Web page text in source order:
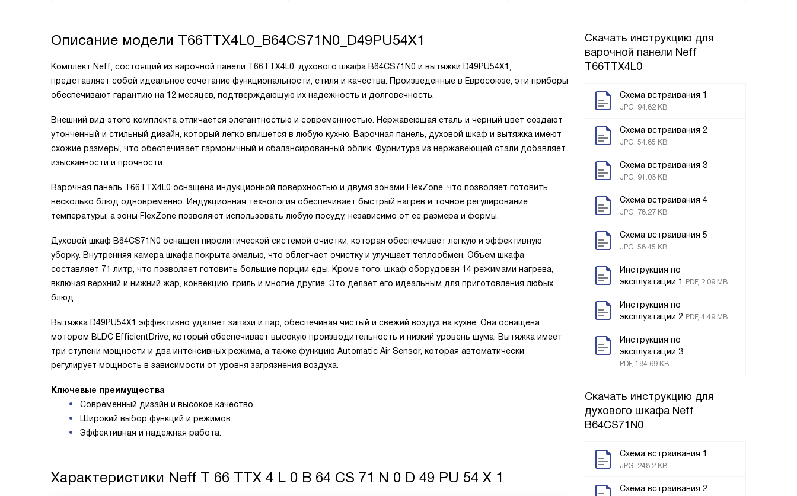
Скачать инструкцию для
варочной панели Neff
T66TTX4L0
Схема встраивания 1
JPG, 94.82 KB
Схема встраивания 2
JPG, 54.85 KB
Схема встраивания 3
JPG, 91.03 KB
Схема встраивания 4
JPG, 78.27 KB
Схема встраивания 5
JPG, 58.45 KB
Инструкция по
эксплуатации 1
PDF, 2.09 MB
Инструкция по
эксплуатации 2 PDF, 4.49 MB
Инструкция по
эксплуатации 3
PDF, 184.69 KB
Скачать инструкцию для
духового шкафа Neff
B64CS71N0
Схема встраивания 1
JPG, 248.2 KB
Схема встраивания 2
Описание модели T66TTX4L0_B64CS71N0_D49PU54X1
Комплект Neff, состоящий из варочной панели T66TTX4L0, духового шкафа B64CS71N0 и вытяжки D49PU54X1,
представляет собой идеальное сочетание функциональности, стиля и качества. Произведенные в Евросоюзе, эти приборы
обеспечивают гарантию на 12 месяцев, подтверждающую их надежность и долговечность.
Внешний вид этого комплекта отличается элегантностью и современностью. Нержавеющая сталь и черный цвет создают
утонченный и стильный дизайн, который легко впишется в любую кухню. Варочная панель, духовой шкаф и вытяжка имеют
схожие размеры, что обеспечивает гармоничный и сбалансированный облик. Фурнитура из нержавеющей стали добавляет
изысканности и прочности.
Варочная панель T66TTX4L0 оснащена индукционной поверхностью и двумя зонами FlexZone, что позволяет готовить
несколько блюд одновременно. Индукционная технология обеспечивает быстрый нагрев и точное регулирование
температуры, а зоны FlexZone позволяют использовать любую посуду, независимо от ее размера и формы.
Духовой шкаф B64CS71N0 оснащен пиролитической системой очистки, которая обеспечивает легкую и эффективную
уборку. Внутренняя камера шкафа покрыта эмалью, что облегчает очистку и улучшает теплообмен. Объем шкафа
составляет 71 литр, что позволяет готовить большие порции еды. Кроме того, шкаф оборудован 14 режимами нагрева,
включая верхний и нижний жар, конвекцию, гриль и многие другие. Это делает его идеальным для приготовления любых
блюд.
Вытяжка D49PU54X1 эффективно удаляет запахи и пар, обеспечивая чистый и свежий воздух на кухне. Она оснащена
мотором BLDC EfficientDrive, который обеспечивает высокую производительность и низкий уровень шума. Вытяжка имеет
три ступени мощности и два интенсивных режима, а также функцию Automatic Air Sensor, которая автоматически
регулирует мощность в зависимости от уровня загрязнения воздуха.
Ключевые преимущества
Современный дизайн и высокое качество.
Широкий выбор функций и режимов.
Эффективная и надежная работа.
Характеристики Neff T 66 TTX 4 L 0 B 64 CS 71 N 0 D 49 PU 54 X 1